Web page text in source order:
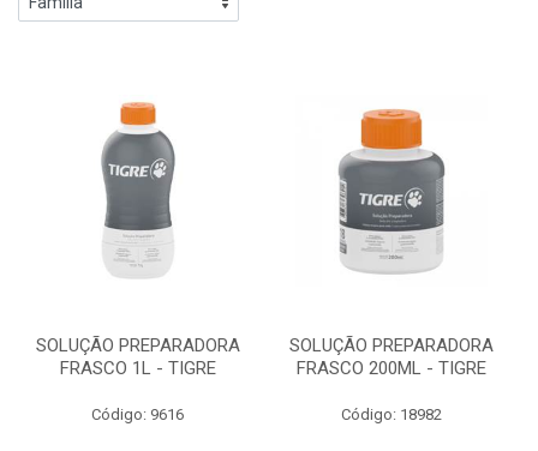
SOLUÇÃO PREPARADORA
FRASCO 1L - TIGRE
Código: 9616
SOLUÇÃO PREPARADORA
FRASCO 200ML - TIGRE
Código: 18982